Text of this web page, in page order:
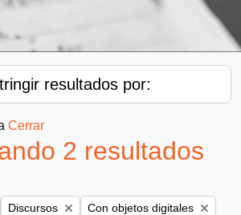
resultados por:
Cerrar
2 resultados
Remove filter:
Discursos Remove filter:
Con objetos digitales